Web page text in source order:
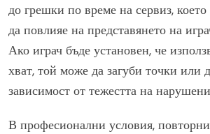
до грешки по време на сервиз,
да повлияе на представянето на
Ако играч бъде установен, че
хват, той може да загуби точки или
зависимост от тежестта на
В професионални условия,